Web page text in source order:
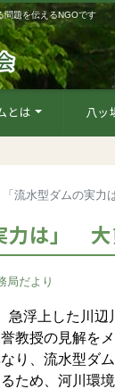
問題を伝えるNGOです
とは 八ッ
「流水型ダムの実
力は」
局だより
浮上した川辺
教授の見解を
り、流水型ダ
ため、河川環